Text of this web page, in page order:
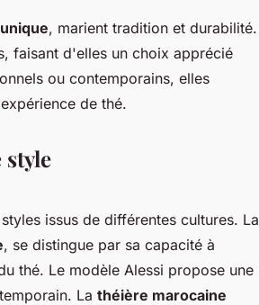
, marient tradition et durabilité.
faisant d'elles un choix apprécié
ou contemporains, elles
de thé.
issus de différentes cultures. La
, se distingue par sa capacité à
thé. Le modèle Alessi propose une
La théière marocaine